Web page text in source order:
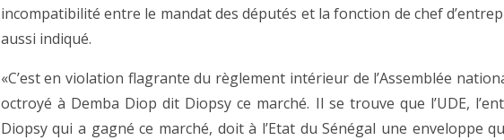
incompatibilité entre le mandat des députés et la fonction de chef
aussi indiqué.
«C’est en violation flagrante du règlement intérieur de l’Assemblée
octroyé à Demba Diop dit Diopsy ce marché. Il se trouve que l’UDE,
Diopsy qui a gagné ce marché, doit à l’Etat du Sénégal une enveloppe